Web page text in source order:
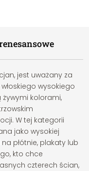
jest uważany za
wysokiego
żywymi kolorami,
W tej kategorii
jako wysokiej
płótnie, plakaty lub
kto chce
czterech ścian,